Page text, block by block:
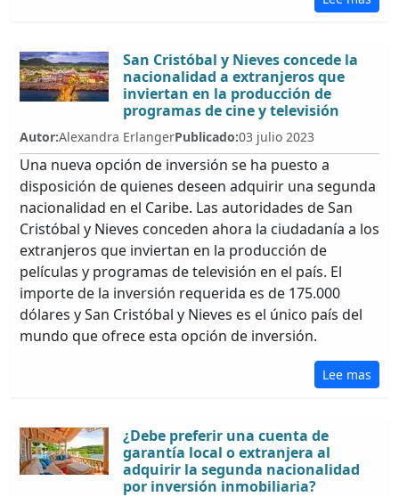
San Cristóbal y Nieves concede la
nacionalidad a extranjeros que
inviertan en la producción de
programas de cine y televisión
Autor:Alexandra ErlangerPublicado:03 julio 2023
Una nueva opción de inversión se ha puesto a
disposición de quienes deseen adquirir una segunda
nacionalidad en el Caribe. Las autoridades de San
Cristóbal y Nieves conceden ahora la ciudadanía a los
extranjeros que inviertan en la producción de
películas y programas de televisión en el país. El
importe de la inversión requerida es de 175.000
dólares y San Cristóbal y Nieves es el único país del
mundo que ofrece esta opción de inversión.
Lee mas
¿Debe preferir una cuenta de
garantía local o extranjera al
adquirir la segunda nacionalidad
por inversión inmobiliaria?